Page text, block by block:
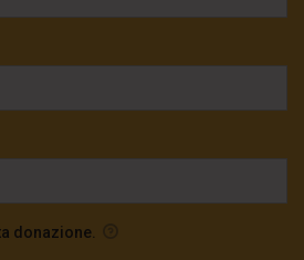
donazione.